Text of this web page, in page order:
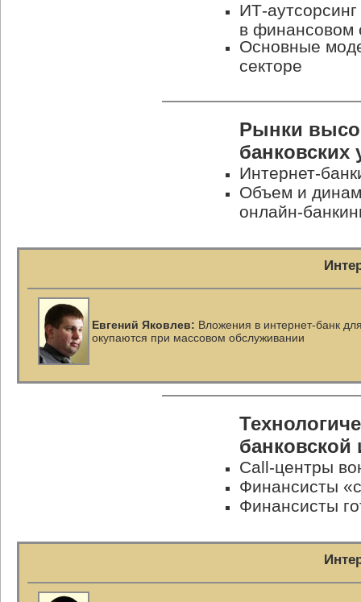
ИТ-аутсорсинг
в финансовом
Основные
секторе
Рынки
банковских
Интернет-
Объем и
онлайн-
Евгений Яковлев: Вложения в интернет-банк
окупаются при массовом обслуживании
Call-центры
Финансисты
Финансисты